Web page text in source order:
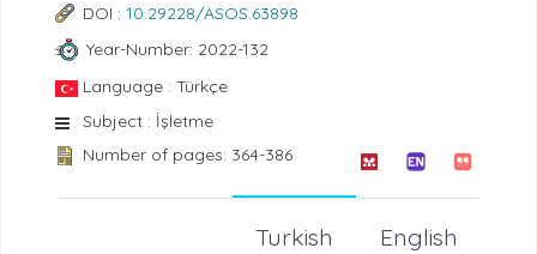
DOI : 10.29228/ASOS.63898
Year-Number: 2022-132
Language : Türkçe
Subject : İşletme
Number of pages: 364-386
English
Turkish